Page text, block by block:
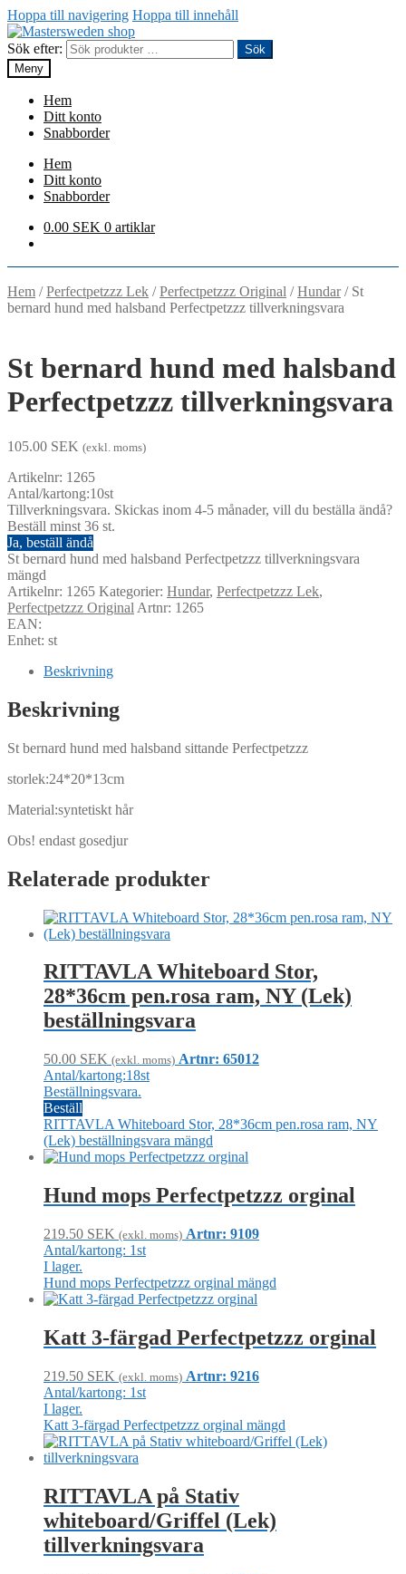
Hoppa till navigering Hoppa till innehåll
Sök efter:
Sök
Meny
Hem
Ditt konto
Snabborder
Hem
Ditt konto
Snabborder
0.00 SEK 0 artiklar
Hem /Perfectpetzzz Lek /Perfectpetzzz Original /Hundar/ St
bernard hund med halsband Perfectpetzzz tillverkningsvara
St bernard hund med halsband
Perfectpetzzz tillverkningsvara
105.00 SEK (exkl. moms)
Artikelnr: 1265
Antal/kartong:10st
Tillverkningsvara. Skickas inom 4-5 månader, vill du beställa ändå?
Beställ minst 36 st.
Ja, beställ ändå
St bernard hund med halsband Perfectpetzzz tillverkningsvara
mängd
Artikelnr: 1265 Kategorier: Hundar, Perfectpetzzz Lek,
Perfectpetzzz Original Artnr: 1265
EAN:
Enhet: st
Beskrivning
Beskrivning
St bernard hund med halsband sittande Perfectpetzzz
storlek:24*20*13cm
Material:syntetiskt hår
Obs! endast gosedjur
Relaterade produkter
RITTAVLA Whiteboard Stor,
28*36cm pen.rosa ram, NY (Lek)
beställningsvara
50.00 SEK (exkl. moms) Artnr: 65012
Antal/kartong:18st
Beställningsvara.
Beställ
RITTAVLA Whiteboard Stor, 28*36cm pen.rosa ram, NY
(Lek) beställningsvara mängd
Hund mops Perfectpetzzz orginal
219.50 SEK (exkl. moms) Artnr: 9109
Antal/kartong: 1st
I lager.
Hund mops Perfectpetzzz orginal mängd
Katt 3-färgad Perfectpetzzz orginal
219.50 SEK (exkl. moms) Artnr: 9216
Antal/kartong: 1st
I lager.
Katt 3-färgad Perfectpetzzz orginal mängd
RITTAVLA på Stativ
whiteboard/Griffel (Lek)
tillverkningsvara